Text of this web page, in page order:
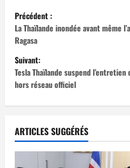
N
a
v
i
g
t
i
Précédent :
La Thaïlande inondée avant même
Ragasa
Suivant:
Tesla Thaïlande suspend
hors réseau officiel
ARTICLES SUGGÉRÉS